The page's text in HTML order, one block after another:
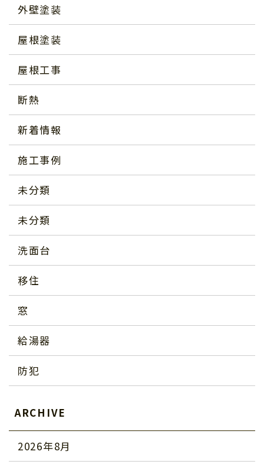
外壁塗装
屋根塗装
屋根工事
断熱
新着情報
施工事例
未分類
未分類
洗面台
移住
窓
給湯器
防犯
ARCHIVE
2026年8月